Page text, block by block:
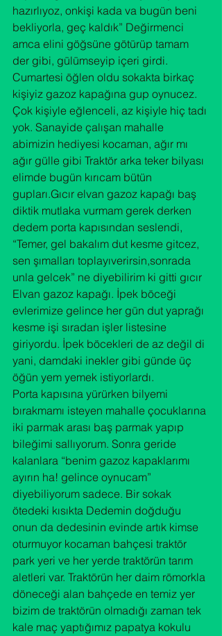
hazırlıyoz, onkişi kada va bugün beni
bekliyorla, geç kaldık” Değirmenci
amca elini göğsüne götürüp tamam
der gibi, gülümseyip içeri girdi.
Cumartesi öğlen oldu sokakta birkaç
kişiyiz gazoz kapağına gup oynucez.
Çok kişiyle eğlenceli, az kişiyle hiç tadı
yok. Sanayide çalışan mahalle
abimizin hediyesi kocaman, ağır mı
ağır gülle gibi Traktör arka teker bilyası
elimde bugün kırıcam bütün
gupları.Gıcır elvan gazoz kapağı baş
diktik mutlaka vurmam gerek derken
dedem porta kapısından seslendi,
“Temer, gel bakalım dut kesme gitcez,
sen şımalları toplayıverirsin,sonrada
unla gelcek” ne diyebilirim ki gitti gıcır
Elvan gazoz kapağı. İpek böceği
evlerimize gelince her gün dut yaprağı
kesme işi sıradan işler listesine
giriyordu. İpek böcekleri de az değil di
yani, damdaki inekler gibi günde üç
öğün yem yemek istiyorlardı.
Porta kapısına yürürken bilyemi
bırakmamı isteyen mahalle çocuklarına
iki parmak arası baş parmak yapıp
bileğimi sallıyorum. Sonra geride
kalanlara “benim gazoz kapaklarımı
ayırın ha! gelince oynucam”
diyebiliyorum sadece. Bir sokak
ötedeki kısıkta Dedemin doğduğu
onun da dedesinin evinde artık kimse
oturmuyor kocaman bahçesi traktör
park yeri ve her yerde traktörün tarım
aletleri var. Traktörün her daim römorkla
döneceği alan bahçede en temiz yer
bizim de traktörün olmadığı zaman tek
kale maç yaptığımız papatya kokulu